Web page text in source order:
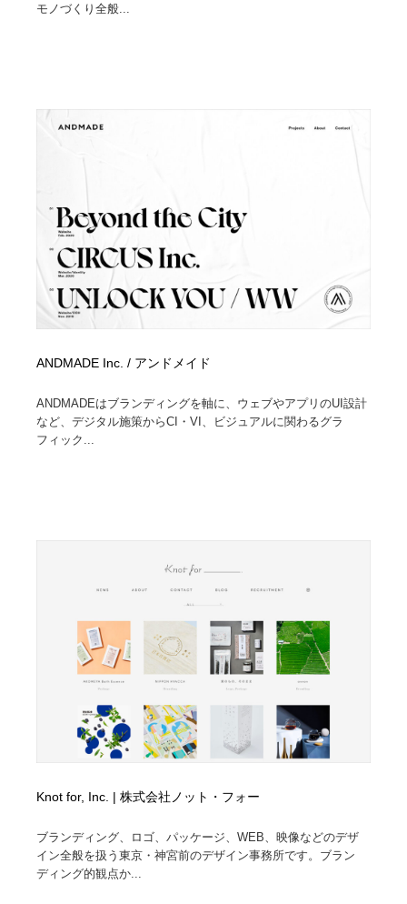
モノづくり全般...
ANDMADE Inc. / アンドメイド
ANDMADEはブランディングを軸に、ウェブやアプリのUI設計
など、デジタル施策からCI・VI、ビジュアルに関わるグラ
フィック...
Knot for, Inc. | 株式会社ノット・フォー
ブランディング、ロゴ、パッケージ、WEB、映像などのデザ
イン全般を扱う東京・神宮前のデザイン事務所です。ブラン
ディング的観点か...